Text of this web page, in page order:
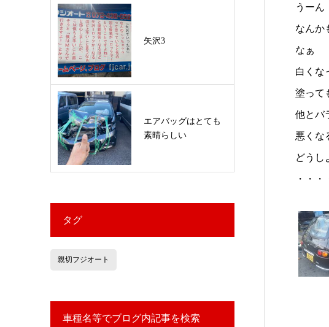
うーん
なんか
なぁ
白くな
塗って
他とバ
悪くな
どうし
・・・
矢沢3
エアバッグはとても
素晴らしい
タグ
親切フジオート
車種名等でブログ内記事を検索